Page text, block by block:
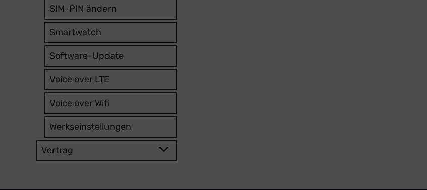
SIM-PIN ändern
Smartwatch
Software-Update
Voice over LTE
Voice over Wifi
Werkseinstellungen
Vertrag